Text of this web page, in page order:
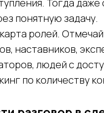
Тогда
понятную задачу.
ролей.
наставников,
людей с
по количеству